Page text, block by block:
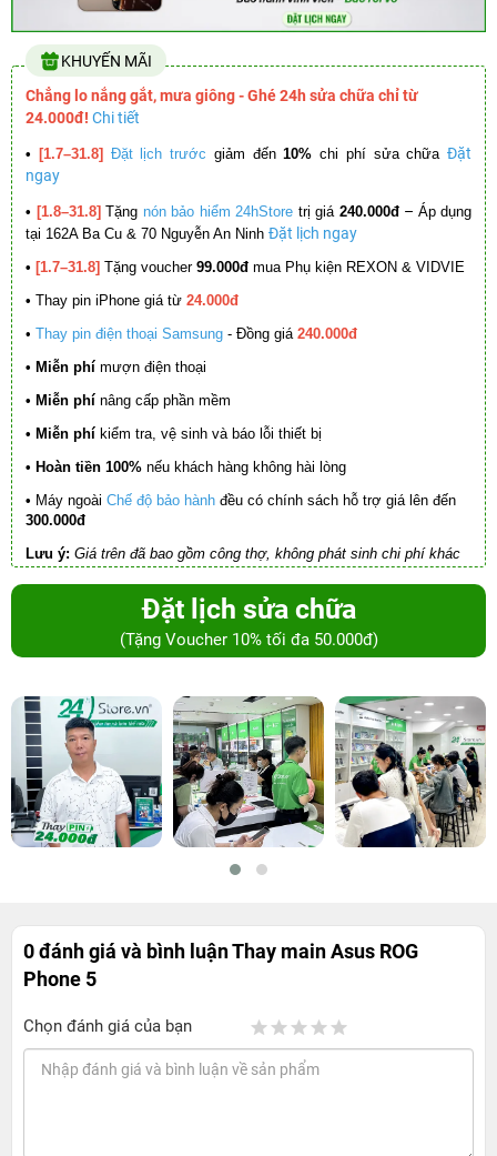
KHUYẾN MÃI
Chẳng lo nắng gắt, mưa giông - Ghé 24h sửa chữa chỉ từ
24.000đ! Chi tiết
• [1.7–31.8] Đặt lịch trước giảm đến10% chi phí sửa chữa Đặt
ngay
• [1.8–31.8] Tặng nón bảo hiểm 24hStore trị giá 240.000đ – Áp dụng
tại 162A Ba Cu & 70 Nguyễn An Ninh Đặt lịch ngay
• [1.7–31.8] Tặng voucher 99.000đ mua Phụ kiện REXON & VIDVIE
• Thay pin iPhone giá từ 24.000đ
• Thay pin điện thoại Samsung - Đồng giá 240.000đ
• Miễn phí mượn điện thoại
• Miễn phí nâng cấp phần mềm
• Miễn phí kiểm tra, vệ sinh và báo lỗi thiết bị
• Hoàn tiền 100% nếu khách hàng không hài lòng
• Máy ngoài Chế độ bảo hành đều có chính sách hỗ trợ giá lên đến
300.000đ
Lưu ý: Giá trên đã bao gồm công thợ, không phát sinh chi phí khác
Đặt lịch sửa chữa
(Tặng Voucher 10% tối đa 50.000đ)
0 đánh giá và bình luậnThay main Asus ROG
Phone 5
Chọn đánh giá của bạn